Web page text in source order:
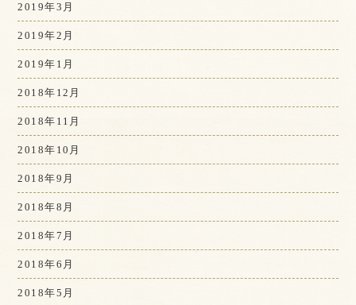
2019年3月
2019年2月
2019年1月
2018年12月
2018年11月
2018年10月
2018年9月
2018年8月
2018年7月
2018年6月
2018年5月